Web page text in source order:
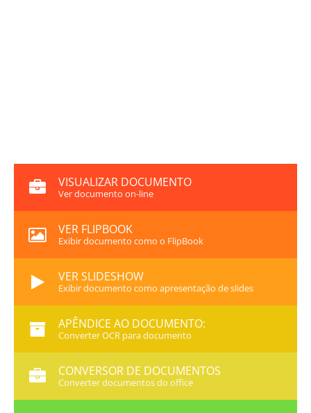
VISUALIZAR DOCUMENTO
Ver documento on-line
VER FLIPBOOK
Exibir documento como o FlipBook
VER SLIDESHOW
Exibir documento como apresentação de slides
APÊNDICE AO DOCUMENTO:
Converter OCR para documento
CONVERSOR DE DOCUMENTOS
Converter documentos do office